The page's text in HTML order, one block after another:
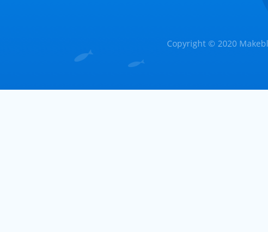
Copyright © 2020